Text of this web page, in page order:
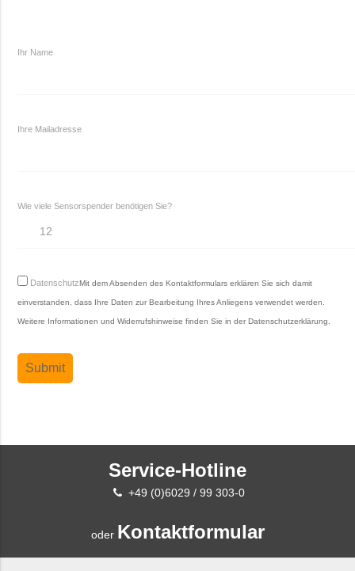
Ihr Name
Ihre Mailadresse
Wie viele Sensorspender benötigen Sie?
DatenschutzMit dem Absenden des Kontaktformulars erklären Sie sich damit
einverstanden, dass Ihre Daten zur Bearbeitung Ihres Anliegens verwendet werden.
Weitere Informationen und Widerrufshinweise finden Sie in derDatenschutzerklärung
Service-Hotline
+49 (0)6029 / 99 303-0
oder Kontaktformular